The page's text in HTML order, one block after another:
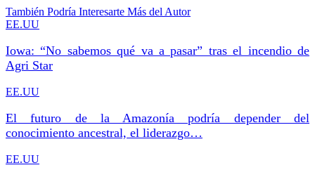
También Podría Interesarte Más del Autor
EE.UU
Iowa: “No sabemos qué va a pasar” tras el incendio de
Agri Star
EE.UU
El futuro de la Amazonía podría depender del
conocimiento ancestral, el liderazgo…
EE.UU